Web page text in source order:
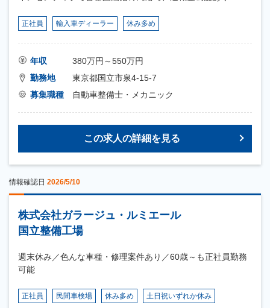
正社員 輸入車ディーラー 休み多め
年収
380万円～550万円
勤務地
東京都国立市泉4-15-7
募集職種
自動車整備士・メカニック
この求人の詳細を見る
情報確認日 2026/5/10
株式会社ガラージュ・ルミエール
国立整備工場
週末休み／色んな車種・修理案件あり／60歳～も正社員勤務
可能
正社員 民間車検場 休み多め 土日祝いずれか休み